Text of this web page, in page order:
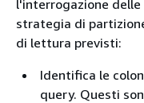
l'interrogazione delle
strategia di
di lettura previsti:
Identifica le
query. Questi